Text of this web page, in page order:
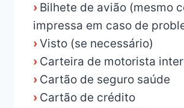
› Bilhete de avião (mesmo
impressa em caso de
›Visto (se necessário)
› Carteira de motorista
› Cartão de seguro saúde
› Cartão de crédito